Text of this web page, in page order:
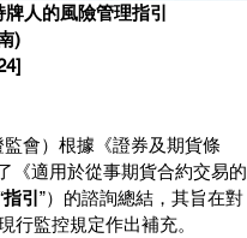
人的風險管理指引
)
監會）根據《證券及期貨條
《適用於從事期貨合約交易的
指引 ”）的諮詢總結，其旨在對
行監控規定作出補充。